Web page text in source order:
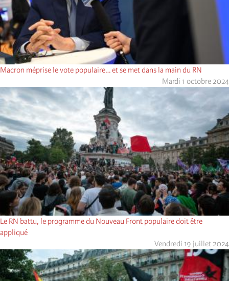
Macron méprise le vote populaire… et se met dans la main du RN
Mardi 1 octobre 2024
Le RN battu, le programme du Nouveau Front populaire doit être
appliqué
Vendredi 19 juillet 2024